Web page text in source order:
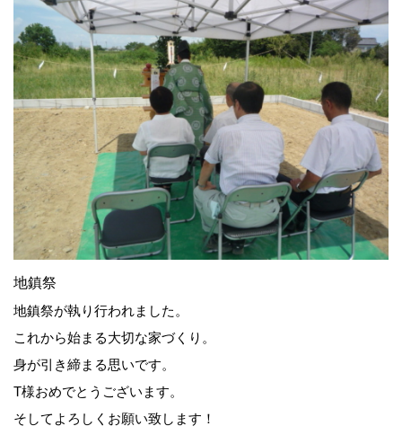
地鎮祭
地鎮祭が執り行われました。
これから始まる大切な家づくり。
身が引き締まる思いです。
T様おめでとうございます。
そしてよろしくお願い致します！